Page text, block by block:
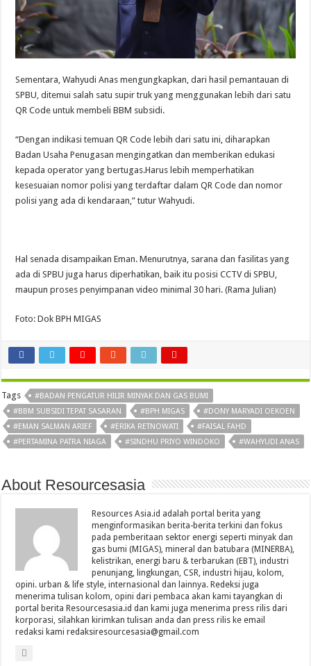
Sementara, Wahyudi Anas mengungkapkan, dari hasil pemantauan di
SPBU, ditemui salah satu supir truk yang menggunakan lebih dari satu
QR Code untuk membeli BBM subsidi.
“Dengan indikasi temuan QR Code lebih dari satu ini, diharapkan
Badan Usaha Penugasan mengingatkan dan memberikan edukasi
kepada operator yang bertugas.Harus lebih memperhatikan
kesesuaian nomor polisi yang terdaftar dalam QR Code dan nomor
polisi yang ada di kendaraan,” tutur Wahyudi.
Hal senada disampaikan Eman. Menurutnya, sarana dan fasilitas yang
ada di SPBU juga harus diperhatikan, baik itu posisi CCTV di SPBU,
maupun proses penyimpanan video minimal 30 hari. (Rama Julian)
Foto: Dok BPH MIGAS
Tags
#BADAN PENGATUR HILIR MINYAK DAN GAS BUMI
#BBM SUBSIDI TEPAT SASARAN
#BPH MIGAS
#DONY MARYADI OEKOEN
#EMAN SALMAN ARIEF
#ERIKA RETNOWATI
#FAISAL FAHD
#PERTAMINA PATRA NIAGA
#SINDHU PRIYO WINDOKO #WAHYUDI ANAS
About Resourcesasia
Resources Asia.id adalah portal berita yang
menginformasikan berita-berita terkini dan fokus
pada pemberitaan sektor energi seperti minyak dan
gas bumi (MIGAS), mineral dan batubara (MINERBA),
kelistrikan, energi baru & terbarukan (EBT), industri
penunjang, lingkungan, CSR, industri hijau, kolom,
opini. urban & life style, internasional dan lainnya. Redeksi juga
menerima tulisan kolom, opini dari pembaca akan kami tayangkan di
portal berita Resourcesasia.id dan kami juga menerima press rilis dari
korporasi, silahkan kirimkan tulisan anda dan press rilis ke email
redaksi kami redaksiresourcesasia@gmail.com